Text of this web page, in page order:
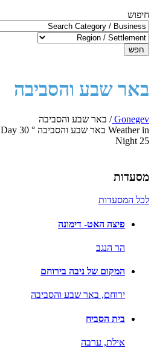
חיפוש
חפש
באר שבע והסביבה
Gonegev
/ באר שבע והסביבה
Weather in באר שבע והסביבה
°
30
Day
25
Night
מסעדות
לכל המסעדות
פיצה האט- דימונה
הר הנגב
המקום של ניבה בירוחם
ירוחם, באר שבע והסביבה
בית הסביח
אילת, ערבה